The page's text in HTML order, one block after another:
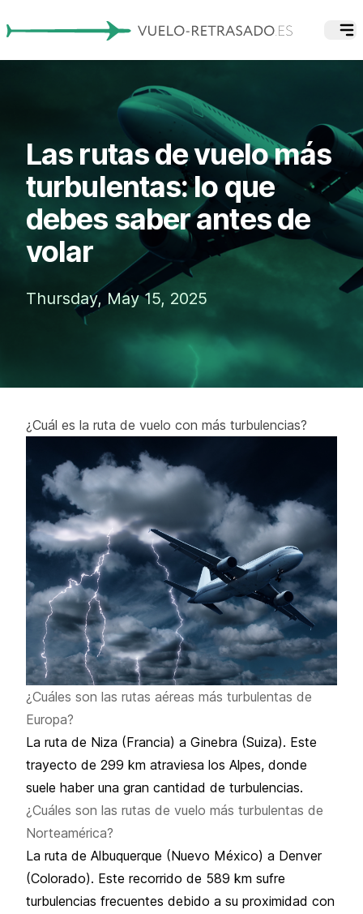
Las rutas de vuelo más
turbulentas: lo que
debes saber antes de
volar
Thursday, May 15, 2025
¿Cuál es la ruta de vuelo con más turbulencias?
¿Cuáles son las rutas aéreas más turbulentas de
Europa?
La ruta de Niza (Francia) a Ginebra (Suiza). Este
trayecto de 299 km atraviesa los Alpes, donde
suele haber una gran cantidad de turbulencias.
¿Cuáles son las rutas de vuelo más turbulentas de
Norteamérica?
La ruta de Albuquerque (Nuevo México) a Denver
(Colorado). Este recorrido de 589 km sufre
turbulencias frecuentes debido a su proximidad con